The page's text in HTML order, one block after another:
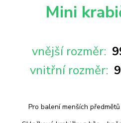
Mini
vnější rozměr:
vnitřní rozměr:
Pro balení menších